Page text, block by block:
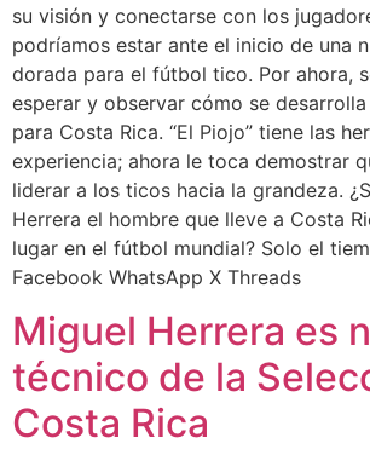
su visión y conectarse con los
podríamos estar ante el inicio de una
dorada para el fútbol tico. Por ahora,
esperar y observar cómo se
para Costa Rica. “El Piojo” tiene las
experiencia; ahora le toca demostrar
liderar a los ticos hacia la grandeza.
Herrera el hombre que lleve a Costa
lugar en el fútbol mundial? Solo el
Facebook WhatsApp X Threads
Miguel Herrera es
técnico de la
Costa Rica